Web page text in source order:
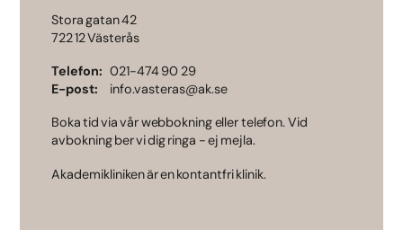
Stora gatan 42
722 12 Västerås
Telefon
021-474 90 29
E-post
info.vasteras@ak.se
Boka tid via vår webbokning eller telefon. Vid
avbokning ber vi dig ringa - ej mejla.
Akademikliniken är en kontantfri klinik.